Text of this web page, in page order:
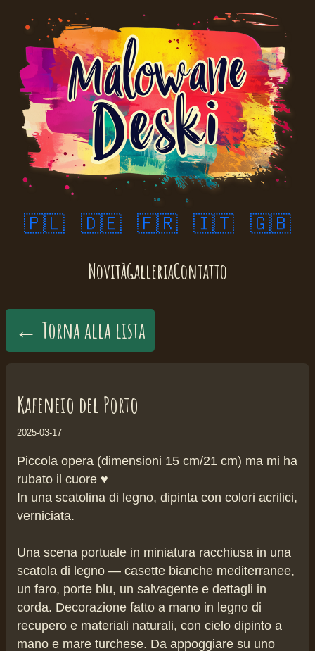
🇵🇱 🇩🇪 🇫🇷 🇮🇹 🇬🇧
NovitàGalleriaContatto
← Torna alla lista
Kafeneio del Porto
2025-03-17
Piccola opera (dimensioni 15 cm/21 cm) ma mi ha
rubato il cuore ♥️
In una scatolina di legno, dipinta con colori acrilici,
verniciata.
Una scena portuale in miniatura racchiusa in una
scatola di legno — casette bianche mediterranee,
un faro, porte blu, un salvagente e dettagli in
corda. Decorazione fatto a mano in legno di
recupero e materiali naturali, con cielo dipinto a
mano e mare turchese. Da appoggiare su uno